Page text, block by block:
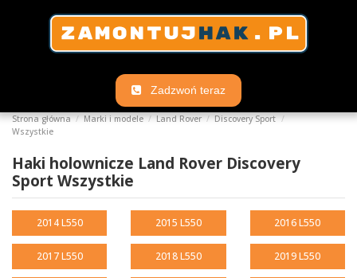
Zadzwoń teraz
Strona główna Marki i modele Land Rover
Discovery Sport
Wszystkie
Haki holownicze Land Rover Discovery
Sport Wszystkie
2014 L550 2015 L550 2016 L550
2017 L550 2018 L550 2019 L550